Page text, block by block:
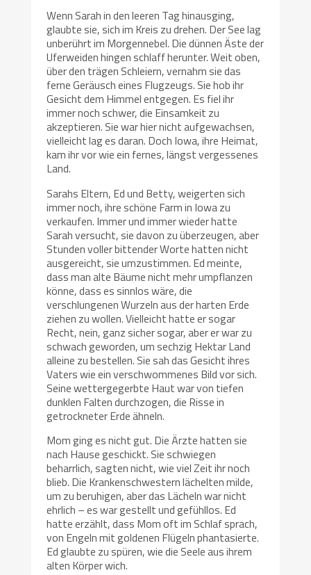
Wenn Sarah in den leeren Tag hinausging,
glaubte sie, sich im Kreis zu drehen. Der See lag
unberührt im Morgennebel. Die dünnen Äste der
Uferweiden hingen schlaff herunter. Weit oben,
über den trägen Schleiern, vernahm sie das
ferne Geräusch eines Flugzeugs. Sie hob ihr
Gesicht dem Himmel entgegen. Es fiel ihr
immer noch schwer, die Einsamkeit zu
akzeptieren. Sie war hier nicht aufgewachsen,
vielleicht lag es daran. Doch Iowa, ihre Heimat,
kam ihr vor wie ein fernes, längst vergessenes
Land.
Sarahs Eltern, Ed und Betty, weigerten sich
immer noch, ihre schöne Farm in Iowa zu
verkaufen. Immer und immer wieder hatte
Sarah versucht, sie davon zu überzeugen, aber
Stunden voller bittender Worte hatten nicht
ausgereicht, sie umzustimmen. Ed meinte,
dass man alte Bäume nicht mehr umpflanzen
könne, dass es sinnlos wäre, die
verschlungenen Wurzeln aus der harten Erde
ziehen zu wollen. Vielleicht hatte er sogar
Recht, nein, ganz sicher sogar, aber er war zu
schwach geworden, um sechzig Hektar Land
alleine zu bestellen. Sie sah das Gesicht ihres
Vaters wie ein verschwommenes Bild vor sich.
Seine wettergegerbte Haut war von tiefen
dunklen Falten durchzogen, die Risse in
getrockneter Erde ähneln.
Mom ging es nicht gut. Die Ärzte hatten sie
nach Hause geschickt. Sie schwiegen
beharrlich, sagten nicht, wie viel Zeit ihr noch
blieb. Die Krankenschwestern lächelten milde,
um zu beruhigen, aber das Lächeln war nicht
ehrlich – es war gestellt und gefühllos. Ed
hatte erzählt, dass Mom oft im Schlaf sprach,
von Engeln mit goldenen Flügeln phantasierte.
Ed glaubte zu spüren, wie die Seele aus ihrem
alten Körper wich.